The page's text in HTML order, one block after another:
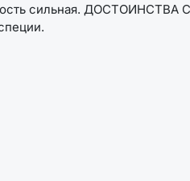
сильная. ДОСТОИНСТВА